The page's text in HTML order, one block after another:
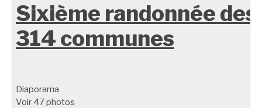
Sixième randonnée des
314 communes
Diaporama
Voir 47 photos